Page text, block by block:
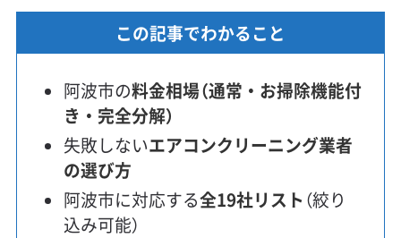
この記事でわかること
阿波市の料金相場（通常・お掃除機能付
き・完全分解）
失敗しないエアコンクリーニング業者
の選び方
阿波市に対応する全19社リスト （絞り
込み可能）